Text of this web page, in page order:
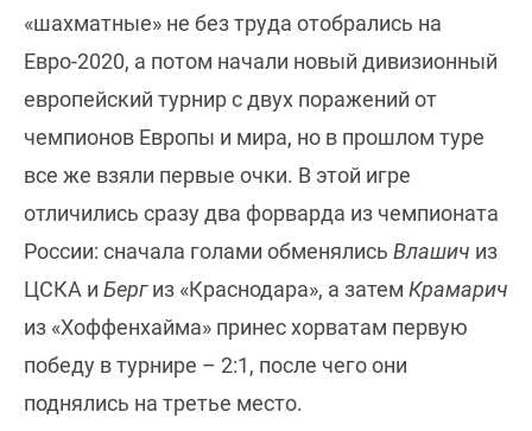
«шахматные» не без труда отобрались на
Евро-2020, а потом начали новый дивизионный
европейский турнир с двух поражений от
чемпионов Европы и мира, но в прошлом туре
все же взяли первые очки. В этой игре
отличились сразу два форварда из чемпионата
России: сначала голами обменялись Влашич из
ЦСКА и Бергиз «Краснодара», а затем Крамарич
из «Хоффенхайма» принес хорватам первую
победу в турнире – 2:1, после чего они
поднялись на третье место.